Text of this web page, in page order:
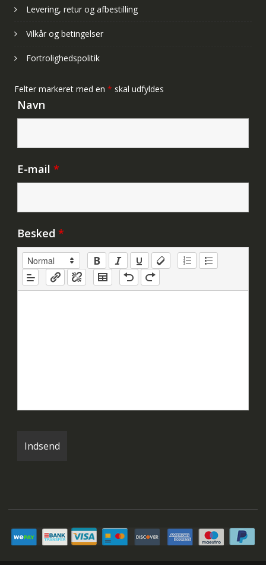
Levering, retur og afbestilling
Vilkår og betingelser
Fortrolighedspolitik
Felter markeret med en * skal udfyldes
Navn
E-mail *
Besked *